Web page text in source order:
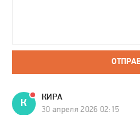
К
КИРА
30 апреля 2026 02:15